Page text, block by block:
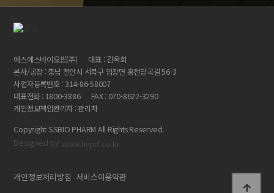
에스에스바이오팜(주)
대표 : 김옥희
본사/공장 : 충남 천안시 서북구 입장면 홍천당곡길 56-3
사업자등록번호 : 314-86-58007
대표전화 : 1800-3886
FAX : 070-8622-3290
개인정보책임관리자 : 관리자
Copyright SSBIO PHARM All Rights Reserved.
Designed by www.hnpd.co.kr
개인정보처리방침 서비스이용약관